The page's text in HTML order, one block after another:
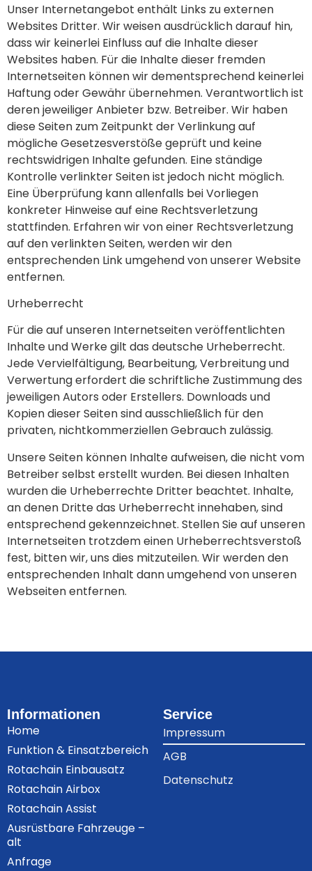
Unser Internetangebot enthält Links zu externen
Websites Dritter. Wir weisen ausdrücklich darauf hin,
dass wir keinerlei Einfluss auf die Inhalte dieser
Websites haben. Für die Inhalte dieser fremden
Internetseiten können wir dementsprechend keinerlei
Haftung oder Gewähr übernehmen. Verantwortlich ist
deren jeweiliger Anbieter bzw. Betreiber. Wir haben
diese Seiten zum Zeitpunkt der Verlinkung auf
mögliche Gesetzesverstöße geprüft und keine
rechtswidrigen Inhalte gefunden. Eine ständige
Kontrolle verlinkter Seiten ist jedoch nicht möglich.
Eine Überprüfung kann allenfalls bei Vorliegen
konkreter Hinweise auf eine Rechtsverletzung
stattfinden. Erfahren wir von einer Rechtsverletzung
auf den verlinkten Seiten, werden wir den
entsprechenden Link umgehend von unserer Website
entfernen.
Urheberrecht
Für die auf unseren Internetseiten veröffentlichten
Inhalte und Werke gilt das deutsche Urheberrecht.
Jede Vervielfältigung, Bearbeitung, Verbreitung und
Verwertung erfordert die schriftliche Zustimmung des
jeweiligen Autors oder Erstellers. Downloads und
Kopien dieser Seiten sind ausschließlich für den
privaten, nichtkommerziellen Gebrauch zulässig.
Unsere Seiten können Inhalte aufweisen, die nicht vom
Betreiber selbst erstellt wurden. Bei diesen Inhalten
wurden die Urheberrechte Dritter beachtet. Inhalte,
an denen Dritte das Urheberrecht innehaben, sind
entsprechend gekennzeichnet. Stellen Sie auf unseren
Internetseiten trotzdem einen Urheberrechtsverstoß
fest, bitten wir, uns dies mitzuteilen. Wir werden den
entsprechenden Inhalt dann umgehend von unseren
Webseiten entfernen.
Informationen
Home
Funktion & Einsatzbereich
Rotachain Einbausatz
Rotachain Airbox
Rotachain Assist
Ausrüstbare Fahrzeuge –
alt
Anfrage
Service
Impressum
AGB
Datenschutz